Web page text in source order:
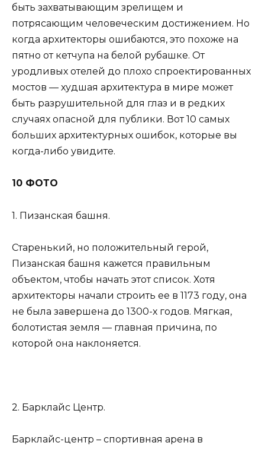
быть захватывающим зрелищем и
потрясающим человеческим достижением. Но
когда архитекторы ошибаются, это похоже на
пятно от кетчупа на белой рубашке. От
уродливых отелей до плохо спроектированных
мостов — худшая архитектура в мире может
быть разрушительной для глаз и в редких
случаях опасной для публики. Вот 10 самых
больших архитектурных ошибок, которые вы
когда-либо увидите.
10 ФОТО
1. Пизанская башня.
Старенький, но положительный герой,
Пизанская башня кажется правильным
объектом, чтобы начать этот список. Хотя
архитекторы начали строить ее в 1173 году, она
не была завершена до 1300-х годов. Мягкая,
болотистая земля — ​​главная причина, по
которой она наклоняется.
2. Барклайс Центр.
Барклайс-центр – спортивная арена в